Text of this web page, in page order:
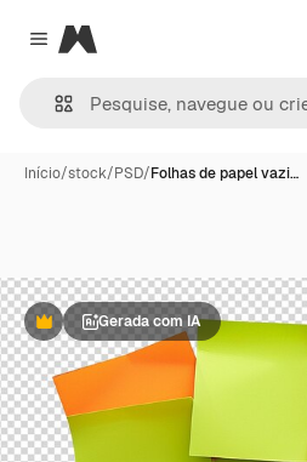
Close menu
Magnific
Início/stock/PSD/Folhas de papel vazi…
PremiumGerada com IA